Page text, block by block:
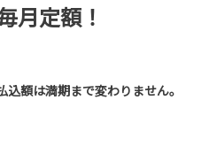
月定額！
額は満期まで変わりません。